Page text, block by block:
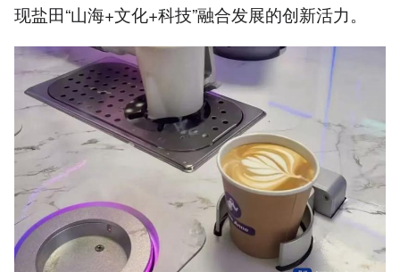
现盐田“山海+文化+科技”融合发展的创新活力。